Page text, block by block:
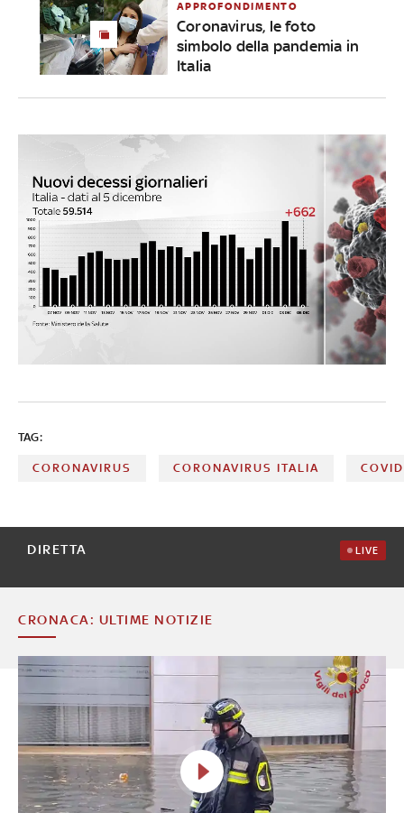
APPROFONDIMENTO
Coronavirus, le foto
simbolo della pandemia in
Italia
TAG:
CORONAVIRUS CORONAVIRUS ITALIA
DIRETTA LIVE
CRONACA: ULTIME NOTIZIE